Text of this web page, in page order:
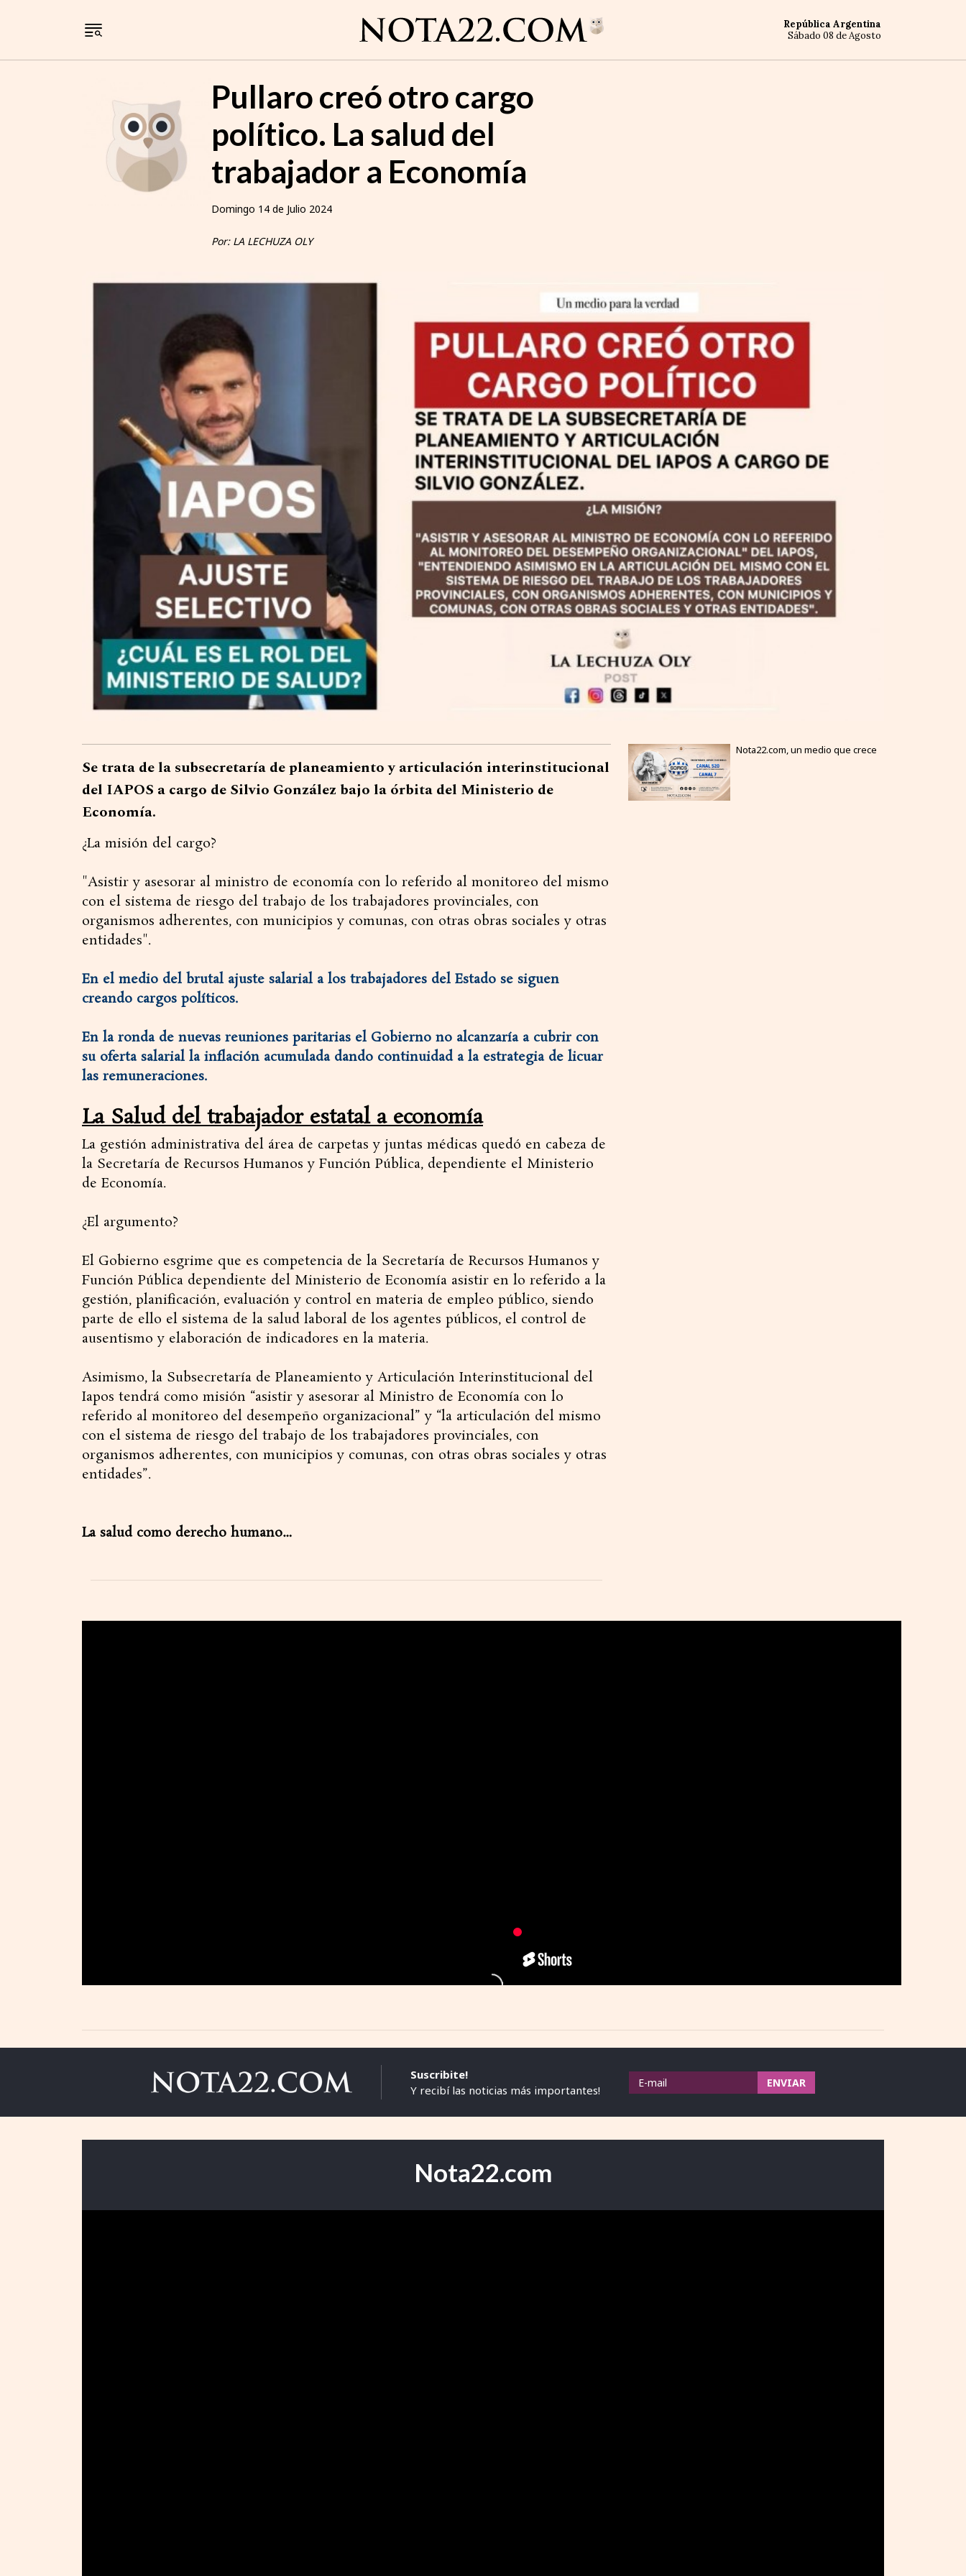
República Argentina
Sábado 08 de Agosto
Pullaro creó otro cargo
político. La salud del
trabajador a Economía
Domingo 14 de Julio 2024
Por: LA LECHUZA OLY
Se trata de la subsecretaría de planeamiento y articulación interinstitucional
del IAPOS a cargo de Silvio González bajo la órbita del Ministerio de
Economía.
¿La misión del cargo?
"Asistir y asesorar al ministro de economía con lo referido al monitoreo del mismo
con el sistema de riesgo del trabajo de los trabajadores provinciales, con
organismos adherentes, con municipios y comunas, con otras obras sociales y otras
entidades".
En el medio del brutal ajuste salarial a los trabajadores del Estado se siguen
creando cargos políticos.
En la ronda de nuevas reuniones paritarias el Gobierno no alcanzaría a cubrir con
su oferta salarial la inflación acumulada dando continuidad a la estrategia de licuar
las remuneraciones.
La Salud del trabajador estatal a economía
La gestión administrativa del área de carpetas y juntas médicas quedó en cabeza de
la Secretaría de Recursos Humanos y Función Pública, dependiente el Ministerio
de Economía.
¿El argumento?
El Gobierno esgrime que es competencia de la Secretaría de Recursos Humanos y
Función Pública dependiente del Ministerio de Economía asistir en lo referido a la
gestión, planificación, evaluación y control en materia de empleo público, siendo
parte de ello el sistema de la salud laboral de los agentes públicos, el control de
ausentismo y elaboración de indicadores en la materia.
Asimismo, la Subsecretaría de Planeamiento y Articulación Interinstitucional del
Iapos tendrá como misión “asistir y asesorar al Ministro de Economía con lo
referido al monitoreo del desempeño organizacional” y “la articulación del mismo
con el sistema de riesgo del trabajo de los trabajadores provinciales, con
organismos adherentes, con municipios y comunas, con otras obras sociales y otras
entidades”.
La salud como derecho humano…
Nota22.com, un medio que crece
Suscribite!
Y recibí las noticias más importantes!
Nota22.com